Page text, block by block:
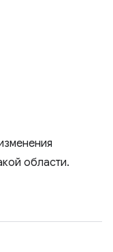
области.